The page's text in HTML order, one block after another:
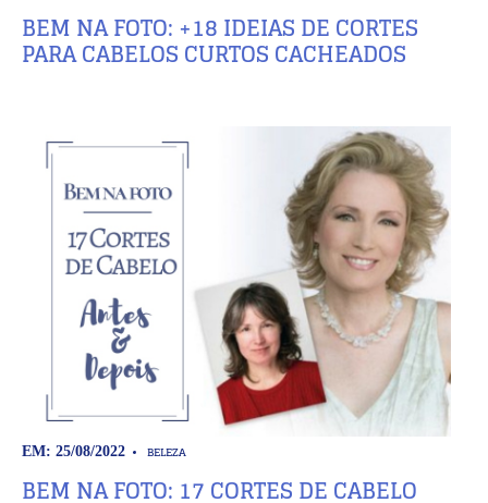
BEM NA FOTO: +18 IDEIAS DE CORTES
PARA CABELOS CURTOS CACHEADOS
EM: 25/08/2022 BELEZA
BEM NA FOTO: 17 CORTES DE CABELO